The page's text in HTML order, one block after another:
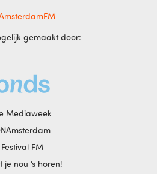
gemaakt door:
Mediaweek
Festival FM
je nou ‘s horen!